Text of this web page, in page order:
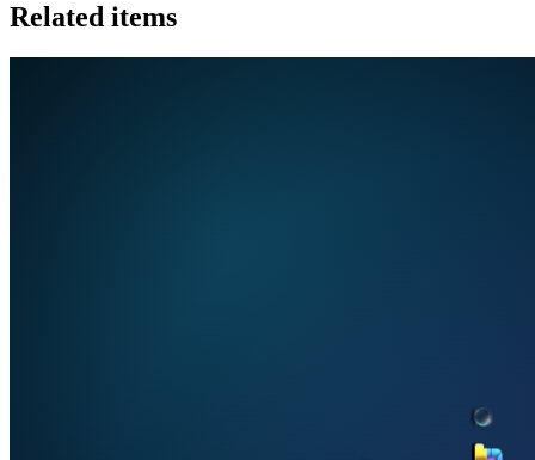
Related items